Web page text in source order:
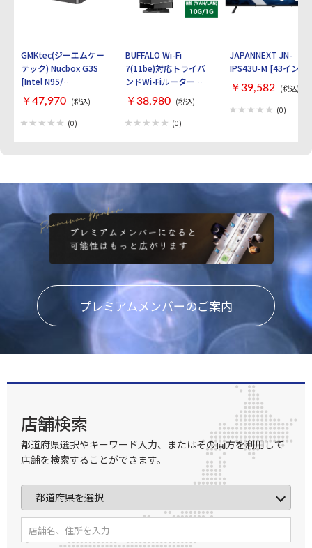
GMKtec(ジーエムケー
テック) Nucbox G3S
[Intel N95/
RAM:16GB/
SSD:512GB/ Windows
11 Pro]
￥47,970 (税込)
(0)
BUFFALO Wi-Fi
7(11be)対応トライバ
ンドWi-Fiルーター
AirStation
WXR9300BE6P [ブラ
ック]
￥38,980 (税込)
(0)
JAPANNEXT JN-
IPS43U-M [43インチ]
￥39,582 (税込)
(0)
プレミアムメンバーのご案内
店舗検索
都道府県選択やキーワード入力、またはその両方を利用して
店舗を検索することができます。